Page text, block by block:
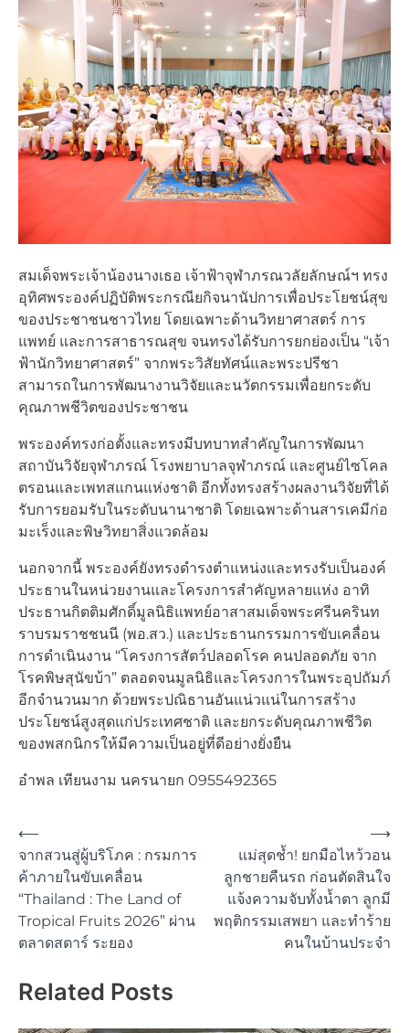
สมเด็จพระเจ้าน้องนางเธอ เจ้าฟ้าจุฬาภรณวลัยลักษณ์ฯ ทรง
อุทิศพระองค์ปฏิบัติพระกรณียกิจนานัปการเพื่อประโยชน์สุข
ของประชาชนชาวไทย โดยเฉพาะด้านวิทยาศาสตร์ การ
แพทย์ และการสาธารณสุข จนทรงได้รับการยกย่องเป็น “เจ้า
ฟ้านักวิทยาศาสตร์” จากพระวิสัยทัศน์และพระปรีชา
สามารถในการพัฒนางานวิจัยและนวัตกรรมเพื่อยกระดับ
คุณภาพชีวิตของประชาชน
พระองค์ทรงก่อตั้งและทรงมีบทบาทสำคัญในการพัฒนา
สถาบันวิจัยจุฬาภรณ์ โรงพยาบาลจุฬาภรณ์ และศูนย์ไซโคล
ตรอนและเพทสแกนแห่งชาติ อีกทั้งทรงสร้างผลงานวิจัยที่ได้
รับการยอมรับในระดับนานาชาติ โดยเฉพาะด้านสารเคมีก่อ
มะเร็งและพิษวิทยาสิ่งแวดล้อม
นอกจากนี้ พระองค์ยังทรงดำรงตำแหน่งและทรงรับเป็นองค์
ประธานในหน่วยงานและโครงการสำคัญหลายแห่ง อาทิ
ประธานกิตติมศักดิ์มูลนิธิแพทย์อาสาสมเด็จพระศรีนครินท
ราบรมราชชนนี (พอ.สว.) และประธานกรรมการขับเคลื่อน
การดำเนินงาน “โครงการสัตว์ปลอดโรค คนปลอดภัย จาก
โรคพิษสุนัขบ้า” ตลอดจนมูลนิธิและโครงการในพระอุปถัมภ์
อีกจำนวนมาก ด้วยพระปณิธานอันแน่วแน่ในการสร้าง
ประโยชน์สูงสุดแก่ประเทศชาติ และยกระดับคุณภาพชีวิต
ของพสกนิกรให้มีความเป็นอยู่ที่ดีอย่างยั่งยืน
อำพล เทียนงาม นครนายก 0955492365
Post
navigation
⟵
จากสวนสู่ผู้บริโภค : กรมการ
ค้าภายในขับเคลื่อน
“Thailand : The Land of
Tropical Fruits 2026” ผ่าน
ตลาดสตาร์ ระยอง
แม่สุดช้ำ! ยกมือไหว้วอน
ลูกชายคืนรถ ก่อนตัดสินใจ
แจ้งความจับทั้งน้ำตา ลูกมี
พฤติกรรมเสพยา และทำร้าย
คนในบ้านประจำ
⟶
Related Posts